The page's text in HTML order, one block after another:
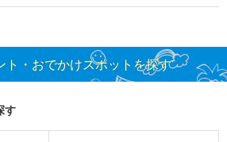
ト・おでかけスポットを探す
す